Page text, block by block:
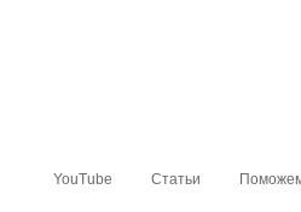
YouTube Статьи